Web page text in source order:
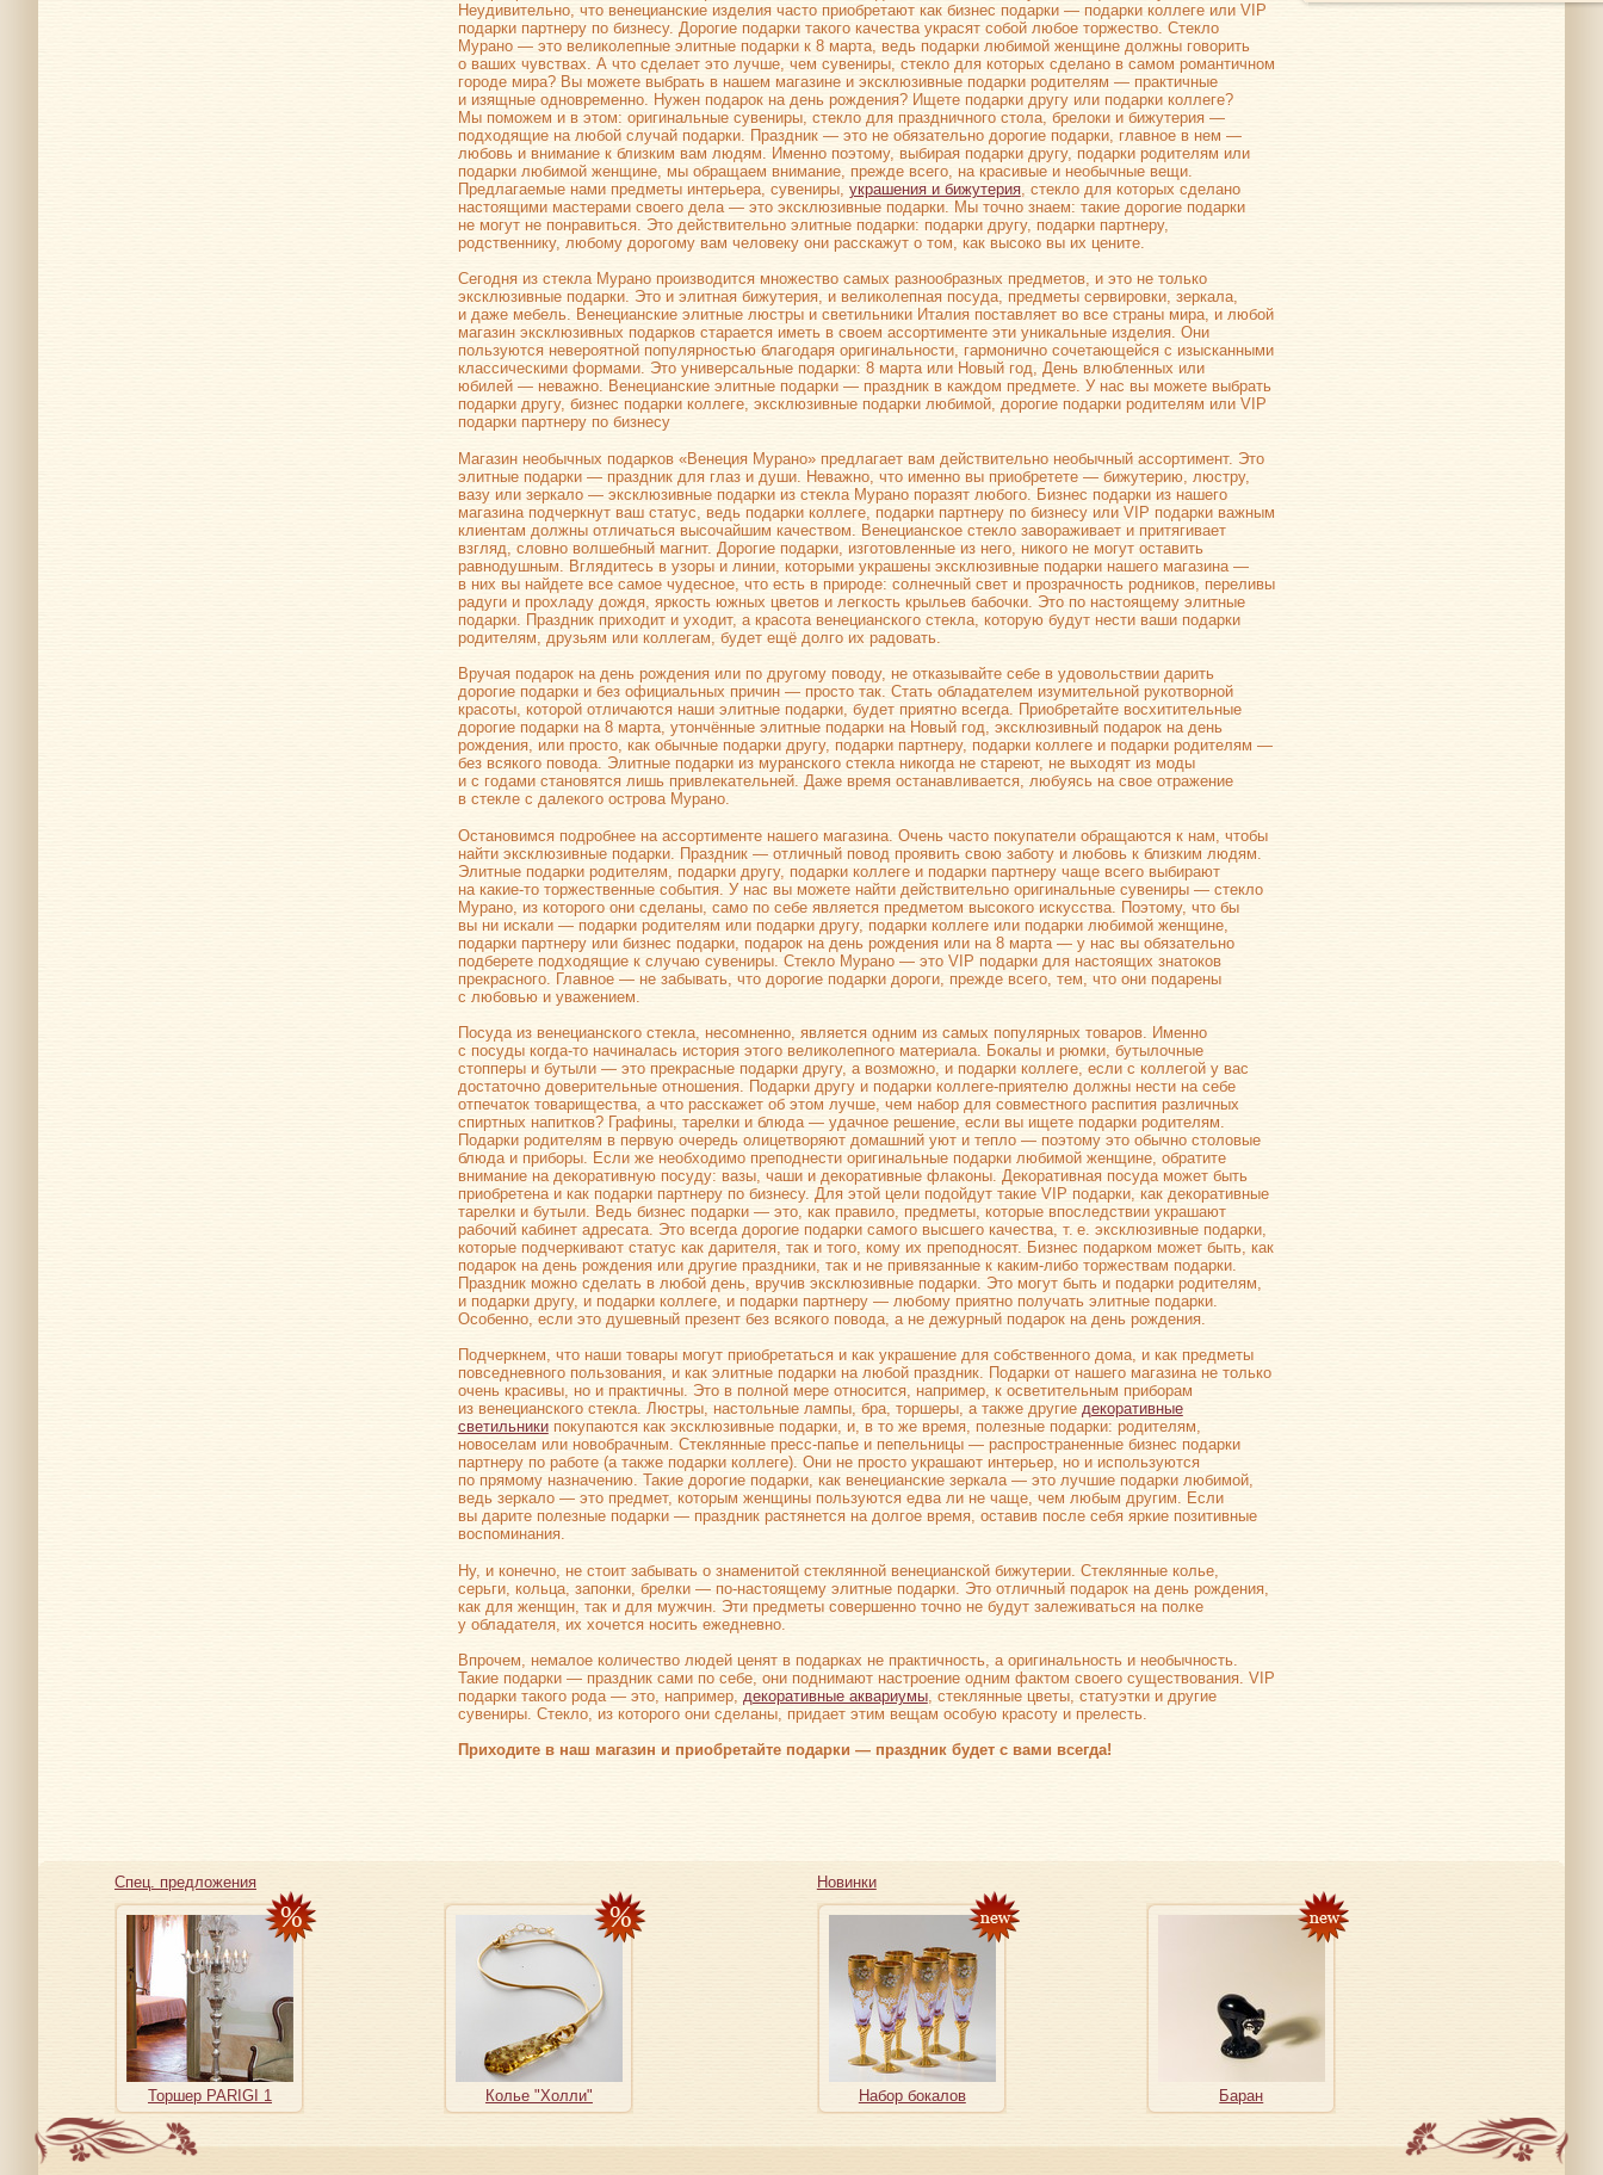
Неудивительно, что венецианские изделия часто приобретают как бизнес подарки — подарки коллеге или VIP
подарки партнеру по бизнесу. Дорогие подарки такого качества украсят собой любое торжество. Стекло
Мурано — это великолепные элитные подарки к 8 марта, ведь подарки любимой женщине должны говорить
о ваших чувствах. А что сделает это лучше, чем сувениры, стекло для которых сделано в самом романтичном
городе мира? Вы можете выбрать в нашем магазине и эксклюзивные подарки родителям — практичные
и изящные одновременно. Нужен подарок на день рождения? Ищете подарки другу или подарки коллеге?
Мы поможем и в этом: оригинальные сувениры, стекло для праздничного стола, брелоки и бижутерия —
подходящие на любой случай подарки. Праздник — это не обязательно дорогие подарки, главное в нем —
любовь и внимание к близким вам людям. Именно поэтому, выбирая подарки другу, подарки родителям или
подарки любимой женщине, мы обращаем внимание, прежде всего, на красивые и необычные вещи.
Предлагаемые нами предметы интерьера, сувениры, украшения и бижутерия, стекло для которых сделано
настоящими мастерами своего дела — это эксклюзивные подарки. Мы точно знаем: такие дорогие подарки
не могут не понравиться. Это действительно элитные подарки: подарки другу, подарки партнеру,
родственнику, любому дорогому вам человеку они расскажут о том, как высоко вы их цените.
Сегодня из стекла Мурано производится множество самых разнообразных предметов, и это не только
эксклюзивные подарки. Это и элитная бижутерия, и великолепная посуда, предметы сервировки, зеркала,
и даже мебель. Венецианские элитные люстры и светильники Италия поставляет во все страны мира, и любой
магазин эксклюзивных подарков старается иметь в своем ассортименте эти уникальные изделия. Они
пользуются невероятной популярностью благодаря оригинальности, гармонично сочетающейся с изысканными
классическими формами. Это универсальные подарки: 8 марта или Новый год, День влюбленных или
юбилей — неважно. Венецианские элитные подарки — праздник в каждом предмете. У нас вы можете выбрать
подарки другу, бизнес подарки коллеге, эксклюзивные подарки любимой, дорогие подарки родителям или VIP
подарки партнеру по бизнесу
Магазин необычных подарков «Венеция Мурано» предлагает вам действительно необычный ассортимент. Это
элитные подарки — праздник для глаз и души. Неважно, что именно вы приобретете — бижутерию, люстру,
вазу или зеркало — эксклюзивные подарки из стекла Мурано поразят любого. Бизнес подарки из нашего
магазина подчеркнут ваш статус, ведь подарки коллеге, подарки партнеру по бизнесу или VIP подарки важным
клиентам должны отличаться высочайшим качеством. Венецианское стекло завораживает и притягивает
взгляд, словно волшебный магнит. Дорогие подарки, изготовленные из него, никого не могут оставить
равнодушным. Вглядитесь в узоры и линии, которыми украшены эксклюзивные подарки нашего магазина —
в них вы найдете все самое чудесное, что есть в природе: солнечный свет и прозрачность родников, переливы
радуги и прохладу дождя, яркость южных цветов и легкость крыльев бабочки. Это по настоящему элитные
подарки. Праздник приходит и уходит, а красота венецианского стекла, которую будут нести ваши подарки
родителям, друзьям или коллегам, будет ещё долго их радовать.
Вручая подарок на день рождения или по другому поводу, не отказывайте себе в удовольствии дарить
дорогие подарки и без официальных причин — просто так. Стать обладателем изумительной рукотворной
красоты, которой отличаются наши элитные подарки, будет приятно всегда. Приобретайте восхитительные
дорогие подарки на 8 марта, утончённые элитные подарки на Новый год, эксклюзивный подарок на день
рождения, или просто, как обычные подарки другу, подарки партнеру, подарки коллеге и подарки родителям —
без всякого повода. Элитные подарки из муранского стекла никогда не стареют, не выходят из моды
и с годами становятся лишь привлекательней. Даже время останавливается, любуясь на свое отражение
в стекле с далекого острова Мурано.
Остановимся подробнее на ассортименте нашего магазина. Очень часто покупатели обращаются к нам, чтобы
найти эксклюзивные подарки. Праздник — отличный повод проявить свою заботу и любовь к близким людям.
Элитные подарки родителям, подарки другу, подарки коллеге и подарки партнеру чаще всего выбирают
на какие-тоторжественные события. У нас вы можете найти действительно оригинальные сувениры — стекло
Мурано, из которого они сделаны, само по себе является предметом высокого искусства. Поэтому, что бы
вы ни искали — подарки родителям или подарки другу, подарки коллеге или подарки любимой женщине,
подарки партнеру или бизнес подарки, подарок на день рождения или на 8 марта — у нас вы обязательно
подберете подходящие к случаю сувениры. Стекло Мурано — это VIP подарки для настоящих знатоков
прекрасного. Главное — не забывать, что дорогие подарки дороги, прежде всего, тем, что они подарены
с любовью и уважением.
Посуда из венецианского стекла, несомненно, является одним из самых популярных товаров. Именно
с посуды когда-тоначиналась история этого великолепного материала. Бокалы и рюмки, бутылочные
стопперы и бутыли — это прекрасные подарки другу, а возможно, и подарки коллеге, если с коллегой у вас
достаточно доверительные отношения. Подарки другу и подарки коллеге-приятелюдолжны нести на себе
отпечаток товарищества, а что расскажет об этом лучше, чем набор для совместного распития различных
спиртных напитков? Графины, тарелки и блюда — удачное решение, если вы ищете подарки родителям.
Подарки родителям в первую очередь олицетворяют домашний уют и тепло — поэтому это обычно столовые
блюда и приборы. Если же необходимо преподнести оригинальные подарки любимой женщине, обратите
внимание на декоративную посуду: вазы, чаши и декоративные флаконы. Декоративная посуда может быть
приобретена и как подарки партнеру по бизнесу. Для этой цели подойдут такие VIP подарки, как декоративные
тарелки и бутыли. Ведь бизнес подарки — это, как правило, предметы, которые впоследствии украшают
рабочий кабинет адресата. Это всегда дорогие подарки самого высшего качества, т. е. эксклюзивные подарки,
которые подчеркивают статус как дарителя, так и того, кому их преподносят. Бизнес подарком может быть, как
подарок на день рождения или другие праздники, так и не привязанные к каким-либоторжествам подарки.
Праздник можно сделать в любой день, вручив эксклюзивные подарки. Это могут быть и подарки родителям,
и подарки другу, и подарки коллеге, и подарки партнеру — любому приятно получать элитные подарки.
Особенно, если это душевный презент без всякого повода, а не дежурный подарок на день рождения.
Подчеркнем, что наши товары могут приобретаться и как украшение для собственного дома, и как предметы
повседневного пользования, и как элитные подарки на любой праздник. Подарки от нашего магазина не только
очень красивы, но и практичны. Это в полной мере относится, например, к осветительным приборам
из венецианского стекла. Люстры, настольные лампы, бра, торшеры, а также другие декоративные
светильникипокупаются как эксклюзивные подарки, и, в то же время, полезные подарки: родителям,
новоселам или новобрачным. Стеклянные пресс-папьеи пепельницы — распространенные бизнес подарки
партнеру по работе (а также подарки коллеге). Они не просто украшают интерьер, но и используются
по прямому назначению. Такие дорогие подарки, как венецианские зеркала — это лучшие подарки любимой,
ведь зеркало — это предмет, которым женщины пользуются едва ли не чаще, чем любым другим. Если
вы дарите полезные подарки — праздник растянется на долгое время, оставив после себя яркие позитивные
воспоминания.
Ну, и конечно, не стоит забывать о знаменитой стеклянной венецианской бижутерии. Стеклянные колье,
серьги, кольца, запонки, брелки — по-настоящемуэлитные подарки. Это отличный подарок на день рождения,
как для женщин, так и для мужчин. Эти предметы совершенно точно не будут залеживаться на полке
у обладателя, их хочется носить ежедневно.
Впрочем, немалое количество людей ценят в подарках не практичность, а оригинальность и необычность.
Такие подарки — праздник сами по себе, они поднимают настроение одним фактом своего существования. VIP
подарки такого рода — это, например, декоративные аквариумы, стеклянные цветы, статуэтки и другие
сувениры. Стекло, из которого они сделаны, придает этим вещам особую красоту и прелесть.
Приходите в наш магазин и приобретайте подарки — праздник будет с вами всегда!
Спец. предложения
Торшер PARIGI 1 Колье "Холли"
Новинки
Набор бокалов Баран